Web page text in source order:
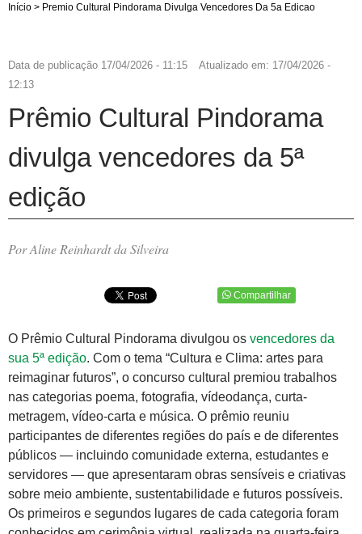
Início > Premio Cultural Pindorama Divulga Vencedores Da 5a Edicao
Data de publicação 17/04/2026 - 11:15 Atualizado em: 17/04/2026 -
12:13
Prêmio Cultural Pindorama
divulga vencedores da 5ª
edição
Por Aline Reinhardt da Silveira
Compartilhar
O Prêmio Cultural Pindorama divulgou os vencedores da
sua 5ª edição. Com o tema “Cultura e Clima: artes para
reimaginar futuros”, o concurso cultural premiou trabalhos
nas categorias poema, fotografia, vídeodança, curta-
metragem, vídeo-carta e música. O prêmio reuniu
participantes de diferentes regiões do país e de diferentes
públicos — incluindo comunidade externa, estudantes e
servidores — que apresentaram obras sensíveis e criativas
sobre meio ambiente, sustentabilidade e futuros possíveis.
Os primeiros e segundos lugares de cada categoria foram